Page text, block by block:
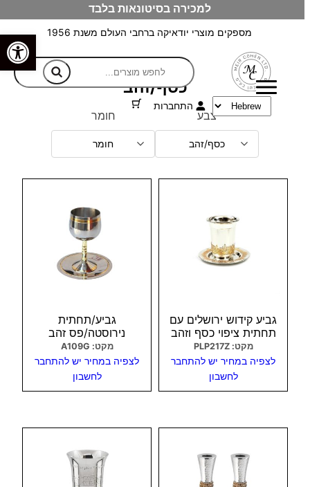
פתח
למכירה בסיטונאות בלבד
מספקים מוצרי יודאיקה ברחבי העולם משנת 1956
חיפוש
התחברות
כסף/זהב
צבע
כסף/זהב
חומר
חומר
גביע קידוש ירושלים עם
תחתית ציפוי כסף וזהב
מקט: PLP217Z
לצפיה במחיר יש להתחבר
לחשבון
גביע/תחתית
נירוסטה/פס זהב
מקט: A109G
לצפיה במחיר יש להתחבר
לחשבון